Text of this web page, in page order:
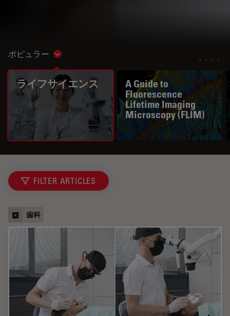
ポピュラー Show subnavigation
ライフサイエンス
A Guide to
Fluorescence
Lifetime Imaging
Microscopy (FLIM)
FILTER ARTICLES
歯科